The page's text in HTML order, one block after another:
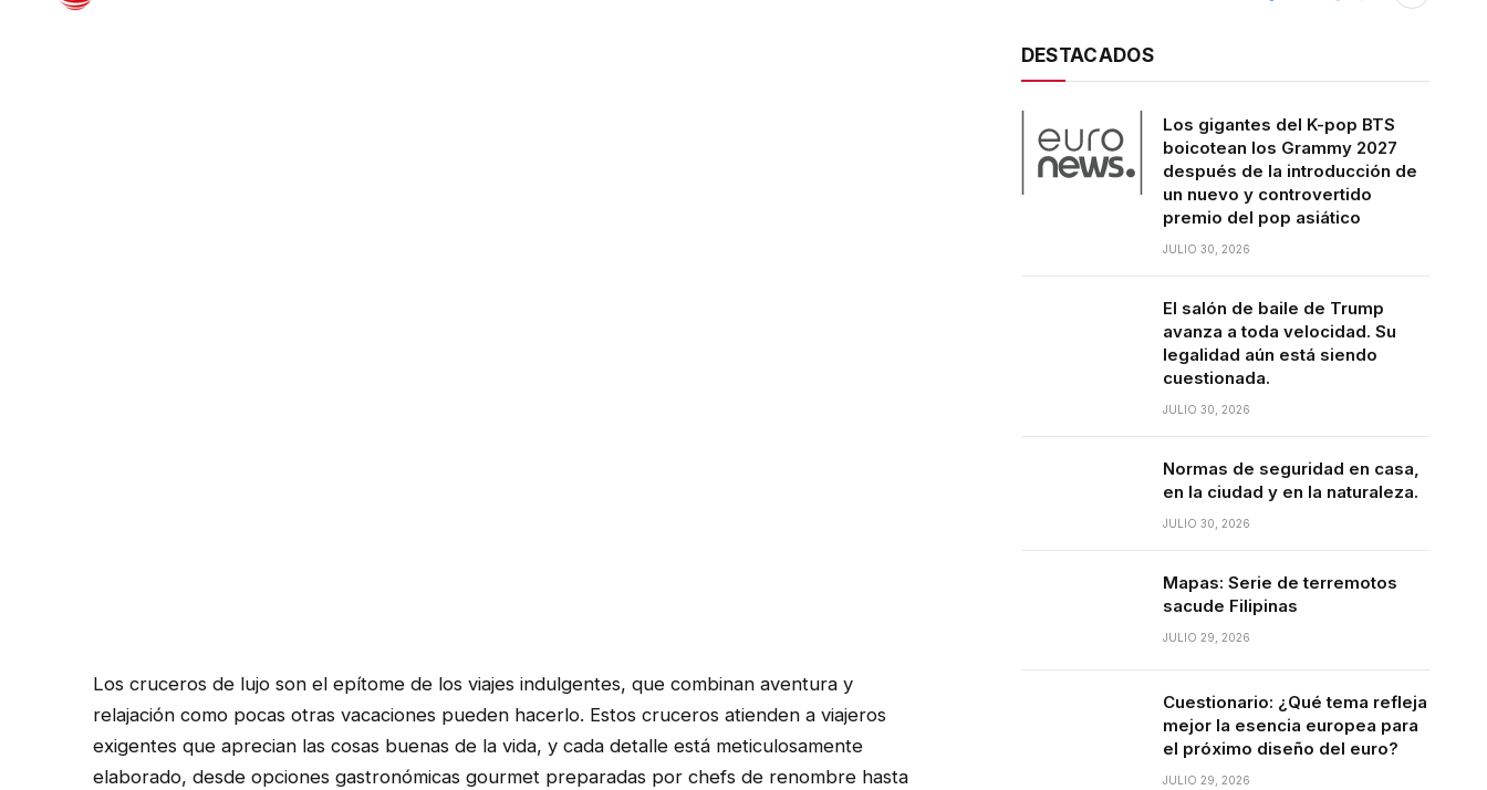
Los cruceros de lujo son el epítome de los viajes indulgentes, que combinan aventura y
relajación como pocas otras vacaciones pueden hacerlo. Estos cruceros atienden a viajeros
exigentes que aprecian las cosas buenas de la vida, y cada detalle está meticulosamente
elaborado, desde opciones gastronómicas gourmet preparadas por chefs de renombre hasta
DESTACADOS
Los gigantes del K-pop BTS
boicotean los Grammy 2027
después de la introducción de
un nuevo y controvertido
premio del pop asiático
JULIO 30, 2026
El salón de baile de Trump
avanza a toda velocidad. Su
legalidad aún está siendo
cuestionada.
JULIO 30, 2026
Normas de seguridad en casa,
en la ciudad y en la naturaleza.
JULIO 30, 2026
Mapas: Serie de terremotos
sacude Filipinas
JULIO 29, 2026
Cuestionario: ¿Qué tema refleja
mejor la esencia europea para
el próximo diseño del euro?
JULIO 29, 2026